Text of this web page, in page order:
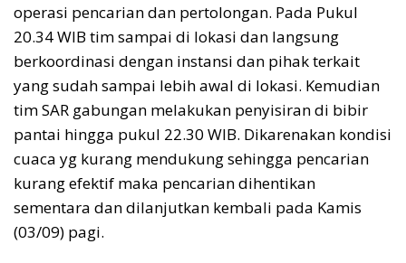
operasi pencarian dan pertolongan. Pada Pukul
20.34 WIB tim sampai di lokasi dan langsung
berkoordinasi dengan instansi dan pihak terkait
yang sudah sampai lebih awal di lokasi. Kemudian
tim SAR gabungan melakukan penyisiran di bibir
pantai hingga pukul 22.30 WIB. Dikarenakan kondisi
cuaca yg kurang mendukung sehingga pencarian
kurang efektif maka pencarian dihentikan
sementara dan dilanjutkan kembali pada Kamis
(03/09) pagi.